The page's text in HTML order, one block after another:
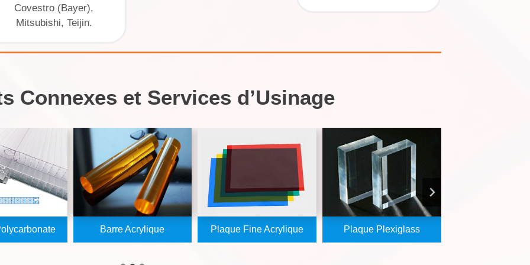
Covestro (Bayer),
Mitsubishi, Teijin.
Connexes et Services d’Usinage
Barre Acrylique Plaque Fine Acrylique Plaque Plexiglass